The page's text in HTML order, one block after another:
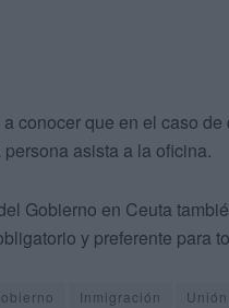
conocer que en el caso
asista a la oficina.
Gobierno en Ceuta
y preferente para
Inmigración